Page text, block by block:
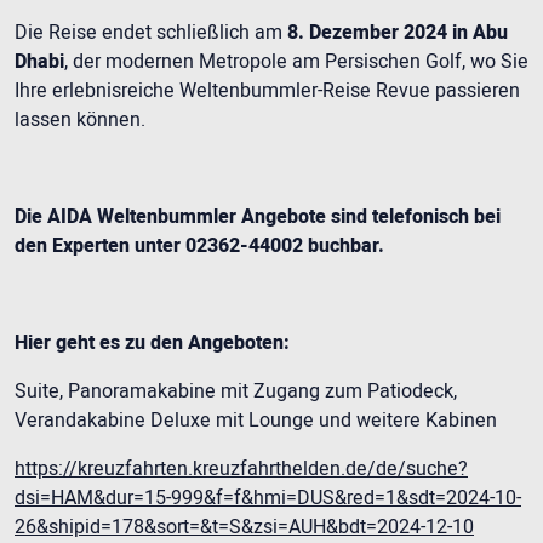
Die Reise endet schließlich am 8. Dezember 2024 in Abu
Dhabi, der modernen Metropole am Persischen Golf, wo Sie
Ihre erlebnisreiche Weltenbummler-Reise Revue passieren
lassen können.
Die AIDA Weltenbummler Angebote sind telefonisch bei
den Experten unter 02362-44002 buchbar.
Hier geht es zu den Angeboten:
Suite, Panoramakabine mit Zugang zum Patiodeck,
Verandakabine Deluxe mit Lounge und weitere Kabinen
https://kreuzfahrten.kreuzfahrthelden.de/de/suche?
dsi=HAM&dur=15-999&f=f&hmi=DUS&red=1&sdt=2024-10-
26&shipid=178&sort=&t=S&zsi=AUH&bdt=2024-12-10